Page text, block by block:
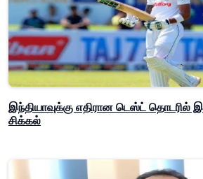
இந்தியாவுக்கு எதிரான டெஸ்ட் தொடரில்
சிக்கல்